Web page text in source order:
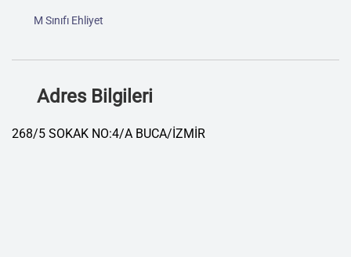
M Sınıfı Ehliyet
Adres Bilgileri
268/5 SOKAK NO:4/A BUCA/İZMİR